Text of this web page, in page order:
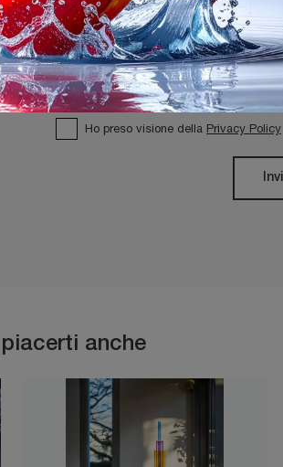
Ho preso visione della Privacy Policy
anche